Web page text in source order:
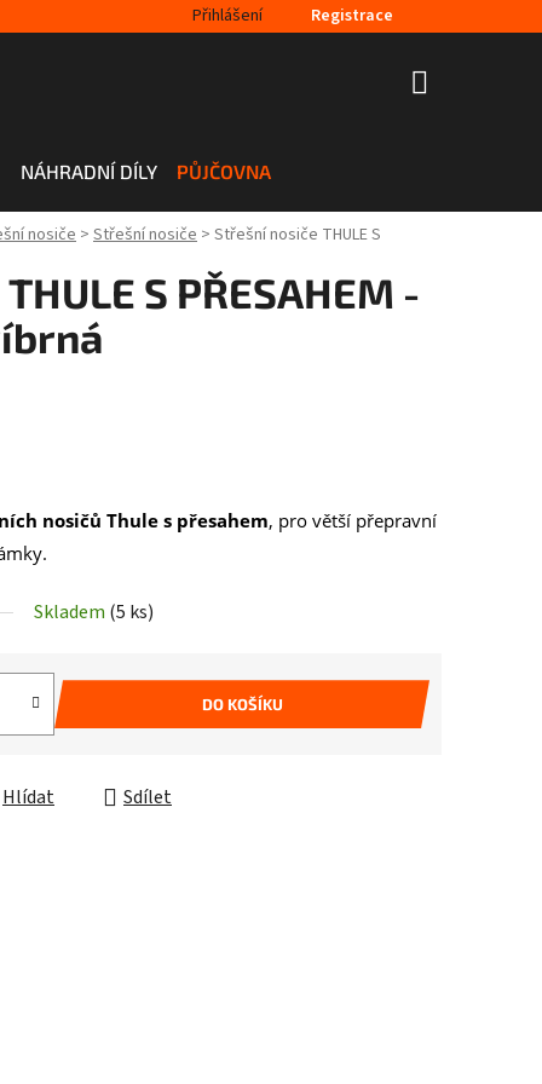
Přihlášení Registrace
NÁHRADNÍ DÍLY PŮJČOVNA
nosiče > Střešní nosiče > Střešní nosiče THULE S
S PŘESAHEM -
nosičů Thule s přesahem, pro větší přepravní
Skladem (5 ks)
DO KOŠÍKU
Hlídat Sdílet